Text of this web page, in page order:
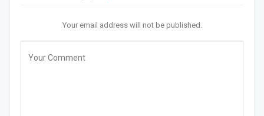
Your email address will not be published.